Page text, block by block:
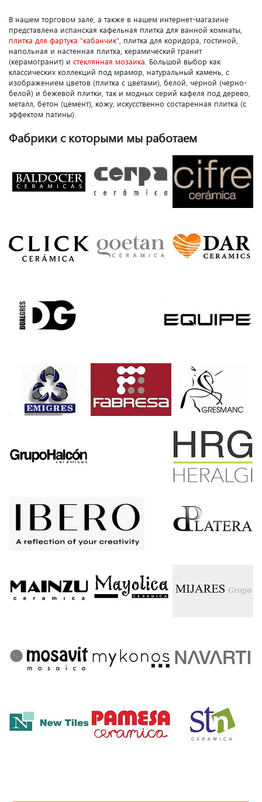
В нашем торговом зале, а также в нашем интернет-магазине
представлена испанская кафельная плитка для ванной комнаты,
плитка для фартука "кабанчик", плитка для коридора, гостиной,
напольная и настенная плитка, керамический гранит
(керамогранит) и стеклянная мозаика. Большой выбор как
классических коллекций под мрамор, натуральный камень, с
изображением цветов (плитка с цветами), белой, черной (черно-
белой) и бежевой плитки, так и модных серий кафеля под дерево,
металл, бетон (цемент), кожу, искусственно состаренная плитка (с
эффектом патины).
Фабрики с которыми мы работаем